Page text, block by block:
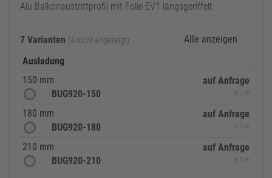
Alu Balkonaustrittprofil mit Folie EV1 längsgeriffelt
7 Varianten (4 nicht angezeigt)
Alle anzeigen
Ausladung
150 mm
BUG920-150
auf Anfrage
je 1 m
180 mm
BUG920-180
auf Anfrage
je 1 m
210 mm
BUG920-210
auf Anfrage
je 1 m